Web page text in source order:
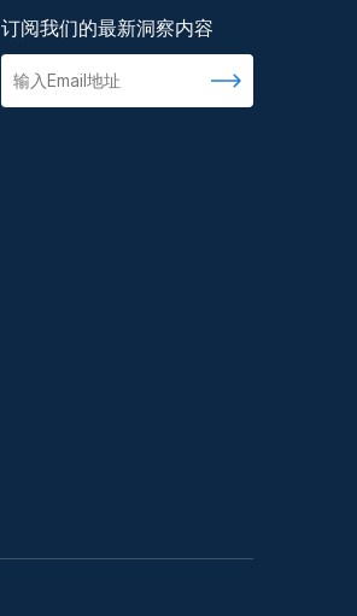
订阅我们的最新洞察内容